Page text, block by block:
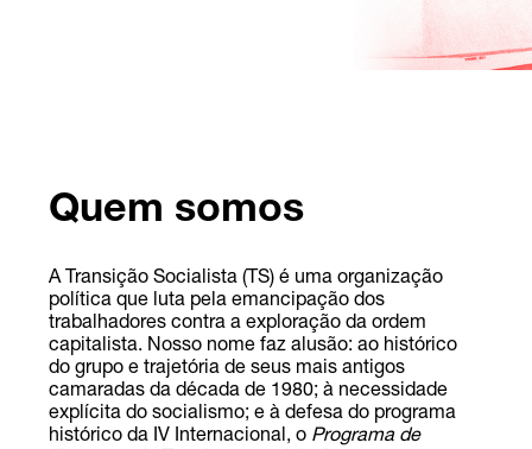
Quem somos
A Transição Socialista (TS) é uma organização
política que luta pela emancipação dos
trabalhadores contra a exploração da ordem
capitalista. Nosso nome faz alusão: ao histórico
do grupo e trajetória de seus mais antigos
camaradas da década de 1980; à necessidade
explícita do socialismo; e à defesa do programa
histórico da IV Internacional, o Programa de